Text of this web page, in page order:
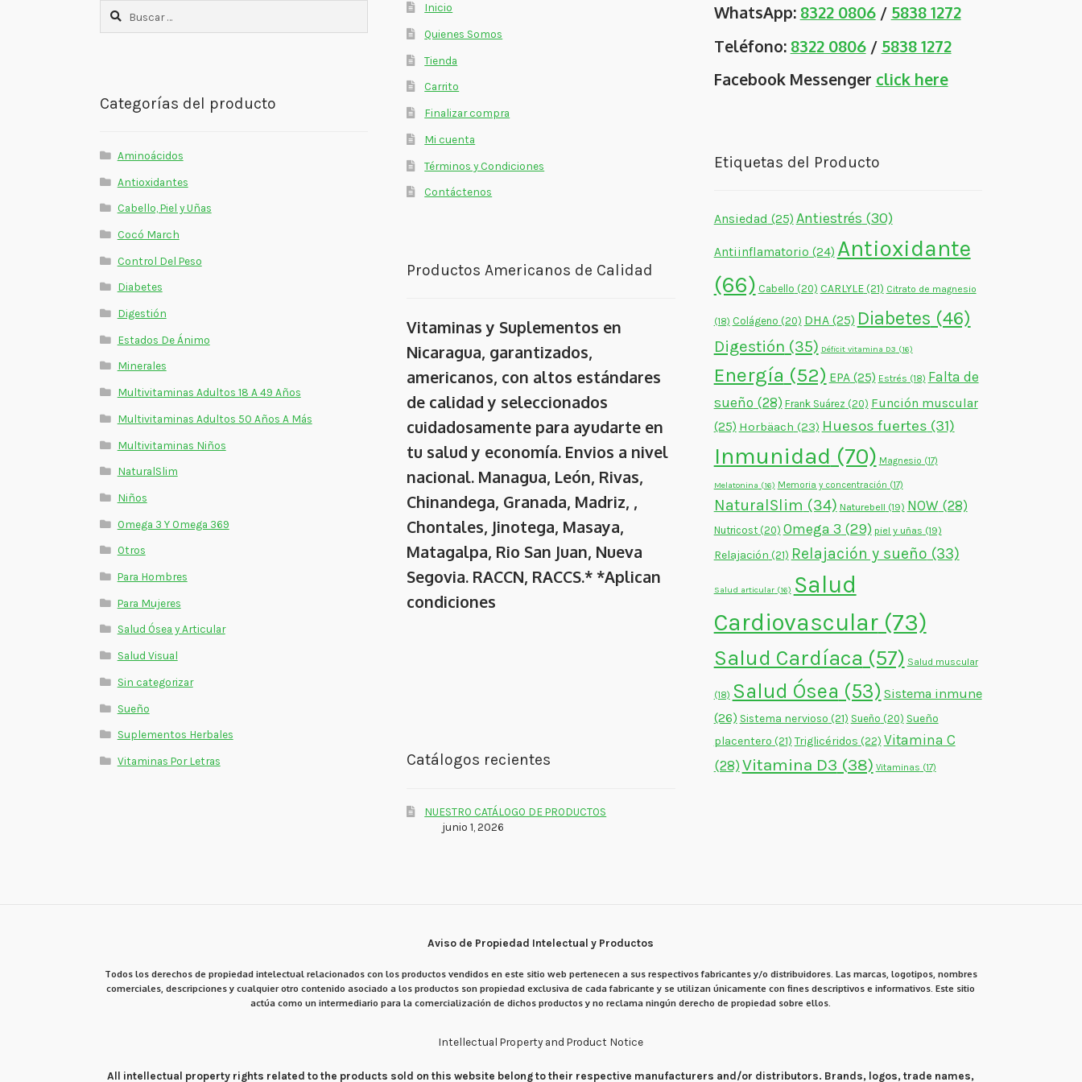
Buscar:
Categorías del producto
Aminoácidos
Antioxidantes
Cabello, Piel y Uñas
Cocó March
Control Del Peso
Diabetes
Digestión
Estados De Ánimo
Minerales
Multivitaminas Adultos 18 A 49 Años
Multivitaminas Adultos 50 Años A Más
Multivitaminas Niños
NaturalSlim
Niños
Omega 3 Y Omega 369
Otros
Para Hombres
Para Mujeres
Salud Ósea y Articular
Salud Visual
Sin categorizar
Sueño
Suplementos Herbales
Vitaminas Por Letras
Inicio
Quienes Somos
Tienda
Carrito
Finalizar compra
Mi cuenta
Términos y Condiciones
Contáctenos
Productos Americanos de Calidad
Vitaminas y Suplementos en
Nicaragua, garantizados,
americanos, con altos estándares
de calidad y seleccionados
cuidadosamente para ayudarte en
tu salud y economía. Envios a nivel
nacional. Managua, León, Rivas,
Chinandega, Granada, Madriz, ,
Chontales, Jinotega, Masaya,
Matagalpa, Rio San Juan, Nueva
Segovia. RACCN, RACCS.* *Aplican
condiciones
Catálogos recientes
NUESTRO CATÁLOGO DE PRODUCTOS
junio 1, 2026
WhatsApp: 8322 0806/ 5838 1272
Teléfono: 8322 0806/ 5838 1272
Facebook Messenger click here
Etiquetas del Producto
Ansiedad (25) Antiestrés (30)
Antiinflamatorio (24) Antioxidante
(66) Cabello (20) CARLYLE(21) Citrato de magnesio
(18) Colágeno (20) DHA(25) Diabetes (46)
Digestión (35) Déficit vitamina D3 (16)
Energía (52) EPA(25) Estrés (18) Falta de
sueño (28) Frank Suárez (20) Función muscular
(25) Horbäach (23) Huesos fuertes (31)
Inmunidad (70) Magnesio (17)
Melatonina (16) Memoria y concentración (17)
NaturalSlim (34) Naturebell (19) NOW (28)
Nutricost(20) Omega 3 (29) piel y uñas (19)
Relajación (21) Relajación y sueño (33)
Salud articular(16) Salud
Cardiovascular(73)
Salud Cardíaca (57) Salud muscular
(18) Salud Ósea (53) Sistema inmune
(26) Sistema nervioso (21) Sueño (20) Sueño
placentero (21) Triglicéridos (22) Vitamina C
(28) Vitamina D3 (38) Vitaminas (17)
Aviso de Propiedad Intelectual y Productos
Todos los derechos de propiedad intelectual relacionados con los productos vendidos en este sitio web pertenecen a sus respectivos fabricantes y/o distribuidores. Las marcas, logotipos, nombres
comerciales, descripciones y cualquier otro contenido asociado a los productos son propiedad exclusiva de cada fabricante y se utilizan únicamente con fines descriptivos e informativos. Este sitio
actúa como un intermediario para la comercialización de dichos productos y no reclama ningún derecho de propiedad sobre ellos.
Intellectual Property and Product Notice
All intellectual property rights related to the products sold on this website belong to their respective manufacturers and/or distributors. Brands, logos, trade names,